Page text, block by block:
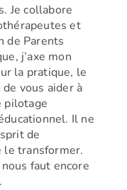
Je collabore
et
de Parents
j’axe mon
la pratique, le
vous aider à
pilotage
Il ne
de
le transformer.
faut encore